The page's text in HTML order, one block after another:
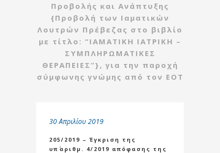
Προβολής και Ανάπτυξης
{Προβολή των Ιαματικών
Λουτρών Πρέβεζας στο βιβλίο
με τίτλο: “ΙΑΜΑΤΙΚΗ ΙΑΤΡΙΚΗ –
ΣΥΜΠΛΗΡΩΜΑΤΙΚΕΣ
ΘΕΡΑΠΕΙΕΣ”}, για την παροχή
σύμφωνης γνώμης από τον ΕΟΤ
30 Απριλίου 2019
205/2019 – Έγκριση της
υπ΄αριθμ. 4/2019 απόφασης της